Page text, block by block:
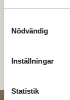
Nödvändig
Inställningar
Statistik
mönster, former
karaktärsfullt.
Läs mer i vår